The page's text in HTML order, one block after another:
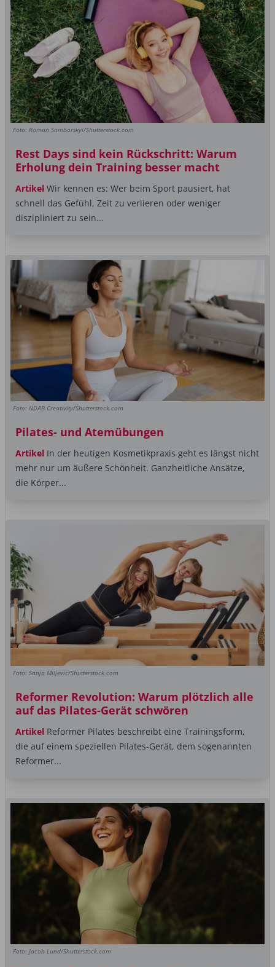
Foto: Roman Samborskyi/Shutterstock.com
Rest Days sind kein Rückschritt: Warum
Erholung dein Training besser macht
Artikel Wir kennen es: Wer beim Sport pausiert, hat
schnell das Gefühl, Zeit zu verlieren oder weniger
diszipliniert zu sein...
Foto: NDAB Creativity/Shutterstock.com
Pilates- und Atemübungen
Artikel In der heutigen Kosmetikpraxis geht es längst nicht
mehr nur um äußere Schönheit. Ganzheitliche Ansätze,
die Körper...
Foto: Sanja Miljevic/Shutterstock.com
Reformer Revolution: Warum plötzlich alle
auf das Pilates-Gerät schwören
Artikel Reformer Pilates beschreibt eine Trainingsform,
die auf einem speziellen Pilates-Gerät, dem sogenannten
Reformer...
Foto: Jacob Lund/Shutterstock.com